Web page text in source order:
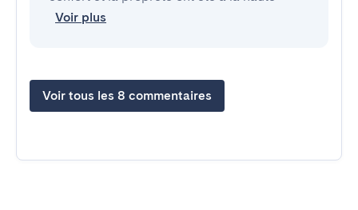
Voir plus
Voir tous les 8 commentaires